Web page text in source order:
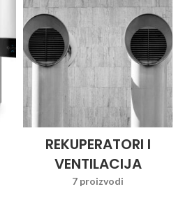
REKUPERATORI I
VENTILACIJA
7 proizvodi